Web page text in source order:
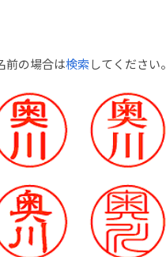
前の場合は検索してください。